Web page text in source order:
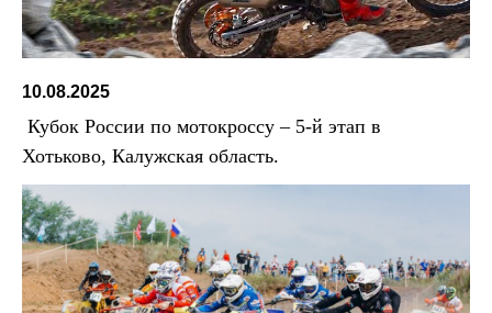
10.08.2025
Кубок России по мотокроссу – 5-й этап в
Хотьково, Калужская область.